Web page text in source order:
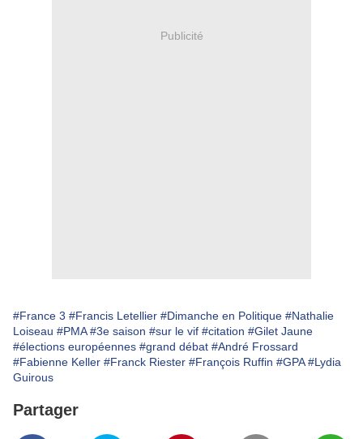
Publicité
#France 3 #Francis Letellier #Dimanche en Politique #Nathalie
Loiseau #PMA #3e saison #sur le vif #citation #Gilet Jaune
#élections européennes #grand débat #André Frossard
#Fabienne Keller #Franck Riester #François Ruffin #GPA #Lydia
Guirous
Partager